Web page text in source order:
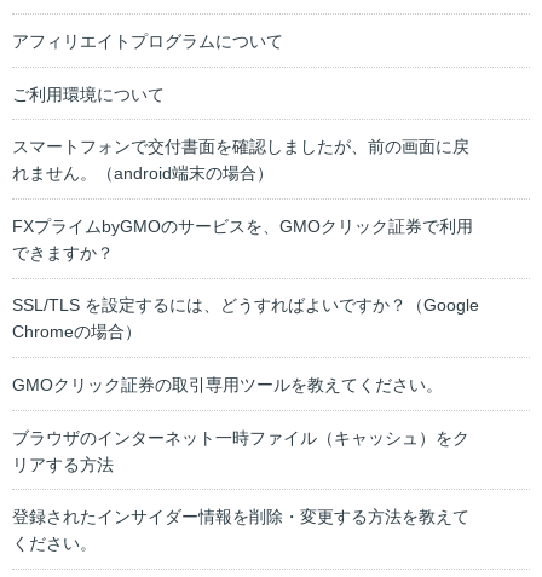
アフィリエイトプログラムについて
ご利用環境について
スマートフォンで交付書面を確認しましたが、前の画面に戻
れません。（android端末の場合）
FXプライムbyGMOのサービスを、GMOクリック証券で利用
できますか？
SSL/TLS を設定するには、どうすればよいですか？（Google
Chromeの場合）
GMOクリック証券の取引専用ツールを教えてください。
ブラウザのインターネット一時ファイル（キャッシュ）をク
リアする方法
登録されたインサイダー情報を削除・変更する方法を教えて
ください。